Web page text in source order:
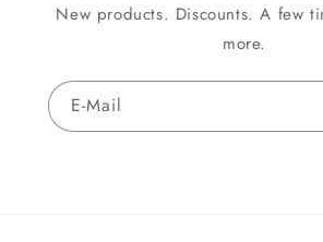
New products. Discounts. A few
more.
E-Mail